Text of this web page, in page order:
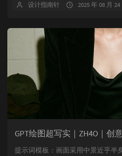
设计指南针 2025 年 08 月 24
提示词模板：画面采用中景近乎半